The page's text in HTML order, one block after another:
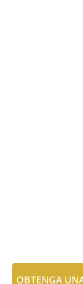
OBTENGA